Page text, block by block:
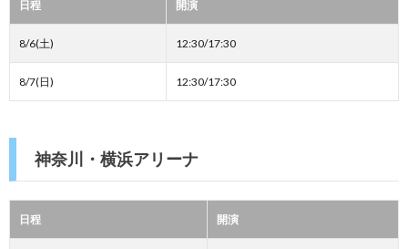
日程 開演
8/6(土) 12:30/17:30
8/7(日) 12:30/17:30
神奈川・横浜アリーナ
日程 開演